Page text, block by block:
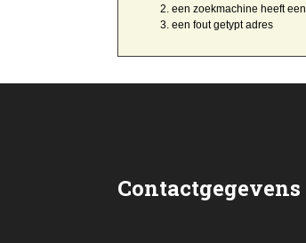
een zoekmachine heeft een
een fout getyptadres
Contactgegevens